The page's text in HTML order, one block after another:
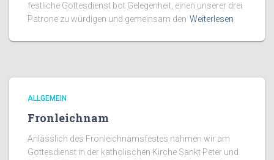
festliche Gottesdienst bot Gelegenheit, einen unserer drei
Patrone zu würdigen und gemeinsam den Weiterlesen
ALLGEMEIN
Fronleichnam
Anlässlich des Fronleichnamsfestes nahmen wir am
Gottesdienst in der katholischen Kirche Sankt Peter und